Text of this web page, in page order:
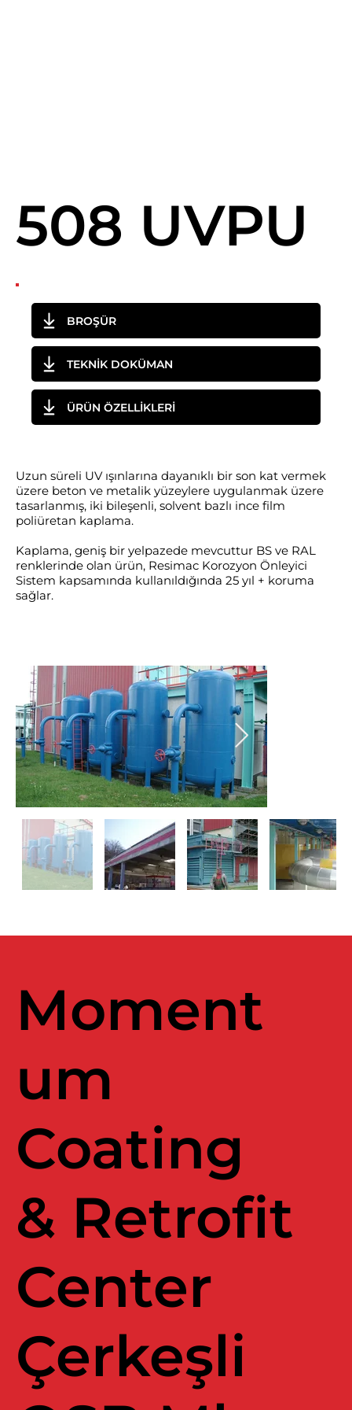
BROŞÜR
TEKNİK DOKÜMAN
ÜRÜN ÖZELLİKLERİ
Uzun süreli UV ışınlarına dayanıklı bir son kat vermek
üzere beton ve metalik yüzeylere uygulanmak üzere
tasarlanmış, iki bileşenli, solvent bazlı ince film
poliüretan kaplama.
Kaplama, geniş bir yelpazede mevcuttur BS ve RAL
renklerinde olan ürün, Resimac Korozyon Önleyici
Sistem kapsamında kullanıldığında 25 yıl + koruma
sağlar.
508 UVPU
Moment
um
Coating
& Retrofit
Center
Çerkeşli